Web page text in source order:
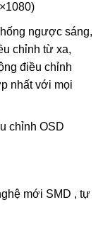
ngược sáng,
chỉnh từ xa,
điều chỉnh
nhất với mọi
chỉnh OSD
mới SMD , tự